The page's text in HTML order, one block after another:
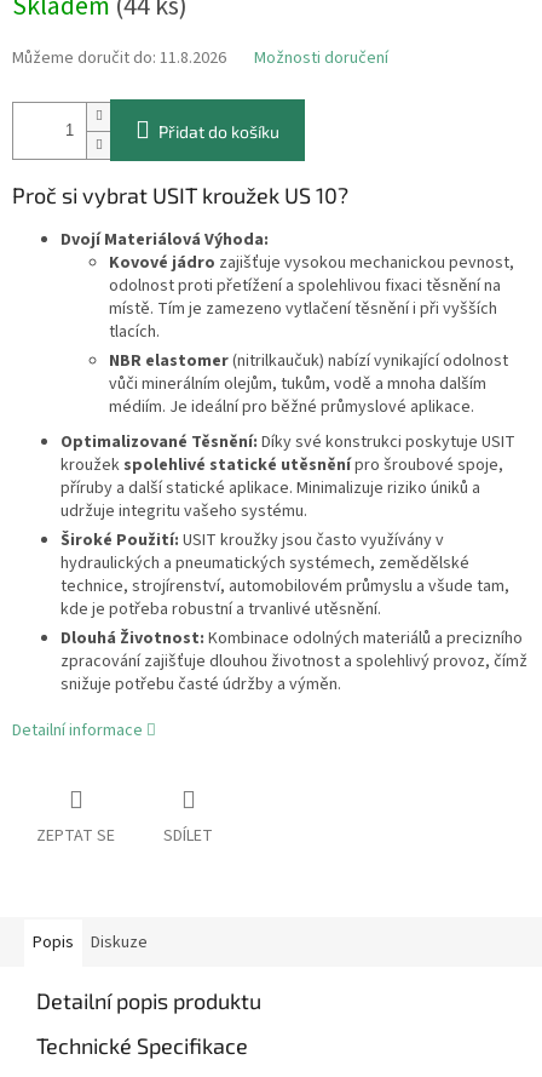
cena:
Můžeme doručit do: 11.8.2026 Možnosti doručení
Přidat do košíku
Proč si vybrat USIT kroužek US 10?
Dvojí Materiálová Výhoda:
Kovové jádro zajišťuje vysokou mechanickou pevnost,
odolnost proti přetížení a spolehlivou fixaci těsnění na
místě. Tím je zamezeno vytlačení těsnění i při vyšších
tlacích.
NBR elastomer(nitrilkaučuk) nabízí vynikající odolnost
vůči minerálním olejům, tukům, vodě a mnoha dalším
médiím. Je ideální pro běžné průmyslové aplikace.
Optimalizované Těsnění: Díky své konstrukci poskytuje USIT
kroužek spolehlivé statické utěsněnípro šroubové spoje,
příruby a další statické aplikace. Minimalizuje riziko úniků a
udržuje integritu vašeho systému.
Široké Použití: USIT kroužky jsou často využívány v
hydraulických a pneumatických systémech, zemědělské
technice, strojírenství, automobilovém průmyslu a všude tam,
kde je potřeba robustní a trvanlivé utěsnění.
Dlouhá Životnost: Kombinace odolných materiálů a precizního
zpracování zajišťuje dlouhou životnost a spolehlivý provoz, čímž
snižuje potřebu časté údržby a výměn.
Detailní informace
ZEPTAT SE SDÍLET
Popis Diskuze
Detailní popis produktu
Technické Specifikace